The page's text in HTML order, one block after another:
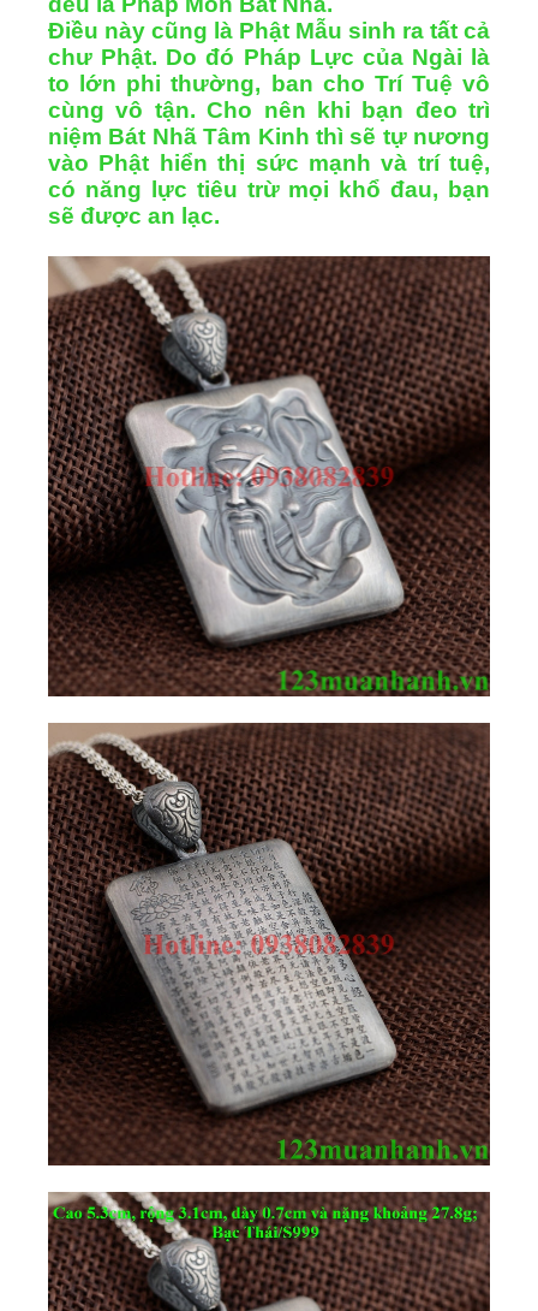
Điều này cũng là Phật Mẫu sinh ra tất cả
chư Phật. Do đó Pháp Lực của Ngài là
to lớn phi thường, ban cho Trí Tuệ vô
cùng vô tận. Cho nên khi bạn đeo trì
niệm Bát Nhã Tâm Kinh thì sẽ tự nương
vào Phật hiển thị sức mạnh và trí tuệ,
có năng lực tiêu trừ mọi khổ đau, bạn
sẽ được an lạc.